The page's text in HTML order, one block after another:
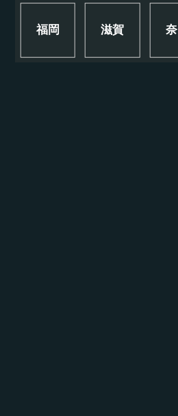
福岡 滋賀